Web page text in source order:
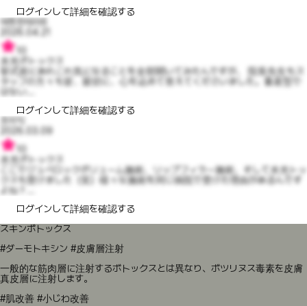
ログインして詳細を確認する
애틋한테라6
2026.04.21
水光ボトックス
挙式前にあれこれ気になることを全部聞いてみたんですが、 院長先生もス
タッフの方々も皆、親切に、心を込めて答えてくださいました。量産型で
はない...
ログインして詳細を確認する
흐이익
2026.03.09
水光ボトックス
ここでジュベロックボリューム施術、リップフィラー施術、そして水光トッ
クスも受けました（笑）様々な施術を同じ病院で受けた理由があるんです
よね？...
ログインして詳細を確認する
スキンボトックス
#ダーモトキシン #皮膚層注射
一般的な筋肉層に注射するボトックスとは異なり、ボツリヌス毒素を皮膚
真皮層に注射します。
#肌改善 #小じわ改善